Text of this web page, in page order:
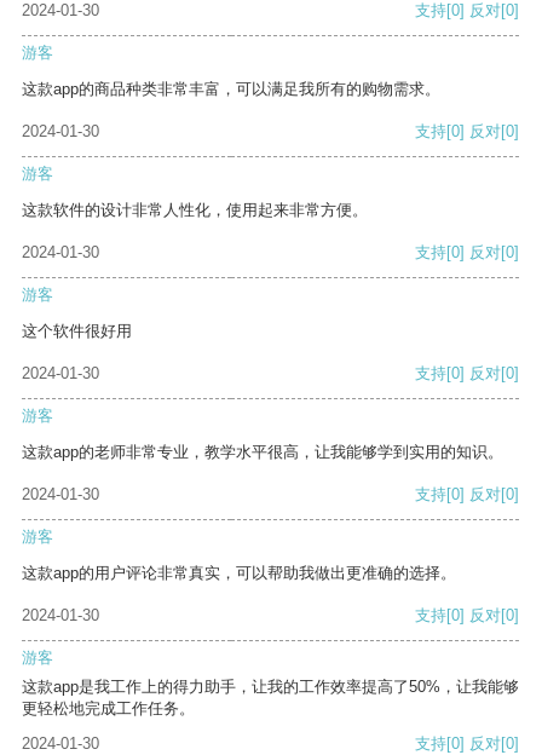
2024-01-30
支持[0] 反对[0]
游客
这款app的商品种类非常丰富，可以满足我所有的购物需求。
2024-01-30 支持[0] 反对[0]
游客
这款软件的设计非常人性化，使用起来非常方便。
2024-01-30 支持[0] 反对[0]
游客
这个软件很好用
2024-01-30 支持[0] 反对[0]
游客
这款app的老师非常专业，教学水平很高，让我能够学到实用的知识。
2024-01-30 支持[0] 反对[0]
游客
这款app的用户评论非常真实，可以帮助我做出更准确的选择。
2024-01-30 支持[0] 反对[0]
游客
这款app是我工作上的得力助手，让我的工作效率提高了50%，让我能够
更轻松地完成工作任务。
2024-01-30
支持[0] 反对[0]